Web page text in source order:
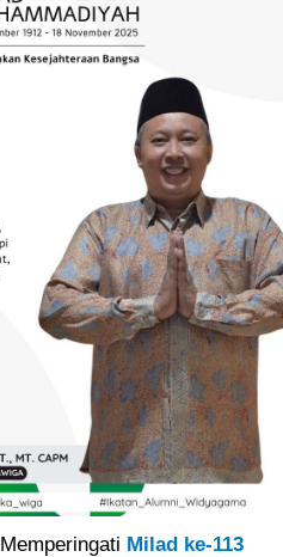
Memperingati Milad ke-113